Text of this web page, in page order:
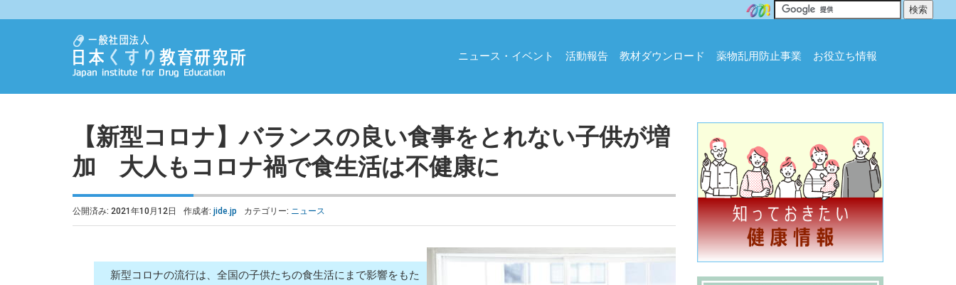
ニュース・イベント 活動報告 教材ダウンロード 薬物乱用防止事業 お役立ち情報
【新型コロナ】バランスの良い食事をとれない子供が増
加 大人もコロナ禍で食生活は不健康に
公開済み: 2021年10月12日 作成者: jide.jp カテゴリー: ニュース
新型コロナの流行は、全国の子供たちの食生活にまで影響をもた